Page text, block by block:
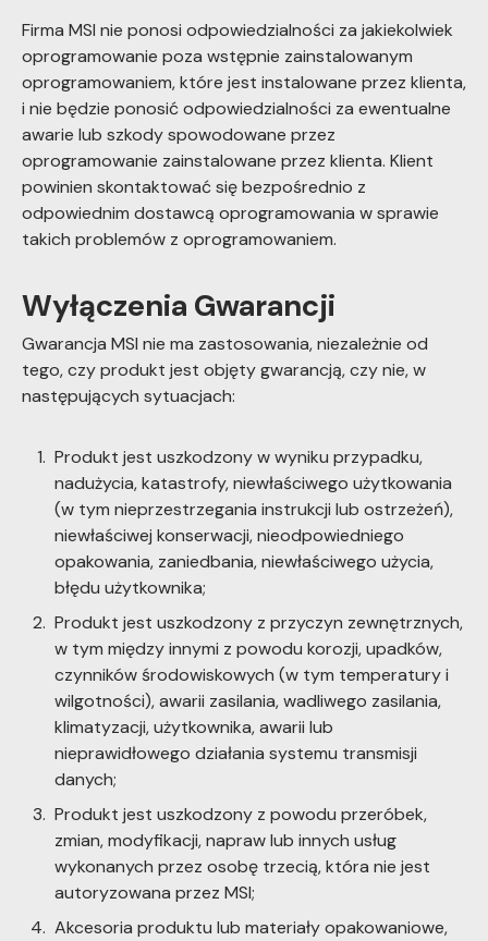
Firma MSI nie ponosi odpowiedzialności za jakiekolwiek
oprogramowanie poza wstępnie zainstalowanym
oprogramowaniem, które jest instalowane przez klienta,
i nie będzie ponosić odpowiedzialności za ewentualne
awarie lub szkody spowodowane przez
oprogramowanie zainstalowane przez klienta. Klient
powinien skontaktować się bezpośrednio z
odpowiednim dostawcą oprogramowania w sprawie
takich problemów z oprogramowaniem.
Wyłączenia Gwarancji
Gwarancja MSI nie ma zastosowania, niezależnie od
tego, czy produkt jest objęty gwarancją, czy nie, w
następujących sytuacjach:
Produkt jest uszkodzony w wyniku przypadku,
nadużycia, katastrofy, niewłaściwego użytkowania
(w tym nieprzestrzegania instrukcji lub ostrzeżeń),
niewłaściwej konserwacji, nieodpowiedniego
opakowania, zaniedbania, niewłaściwego użycia,
błędu użytkownika;
Produkt jest uszkodzony z przyczyn zewnętrznych,
w tym między innymi z powodu korozji, upadków,
czynników środowiskowych (w tym temperatury i
wilgotności), awarii zasilania, wadliwego zasilania,
klimatyzacji, użytkownika, awarii lub
nieprawidłowego działania systemu transmisji
danych;
Produkt jest uszkodzony z powodu przeróbek,
zmian, modyfikacji, napraw lub innych usług
wykonanych przez osobę trzecią, która nie jest
autoryzowana przez MSI;
Akcesoria produktu lub materiały opakowaniowe,